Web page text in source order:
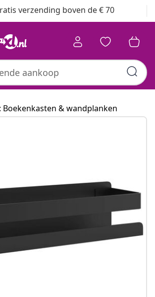
verzending boven de € 70
Boekenkasten & wandplanken